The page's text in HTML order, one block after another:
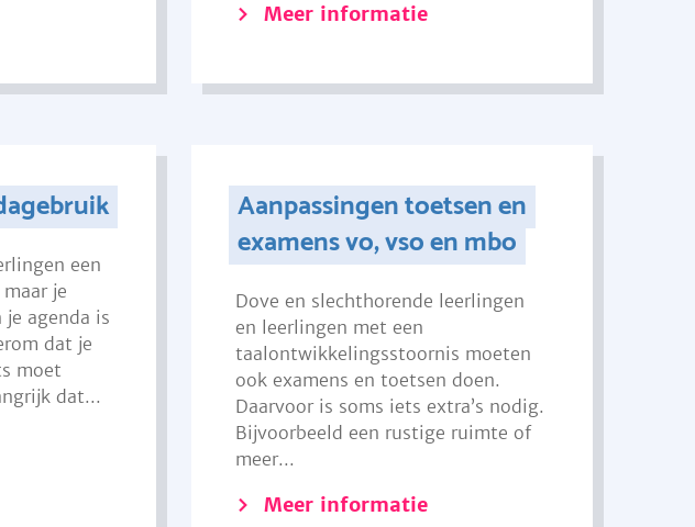
Meer informatie
een
je
agenda is
dat je
moet
dat...
Aanpassingen toetsen en
examens vo, vso en mbo
Dove en slechthorende leerlingen
en leerlingen met een
taalontwikkelingsstoornis moeten
ook examens en toetsen doen.
Daarvoor is soms iets extra’s nodig.
Bijvoorbeeld een rustige ruimte of
meer...
Meer informatie